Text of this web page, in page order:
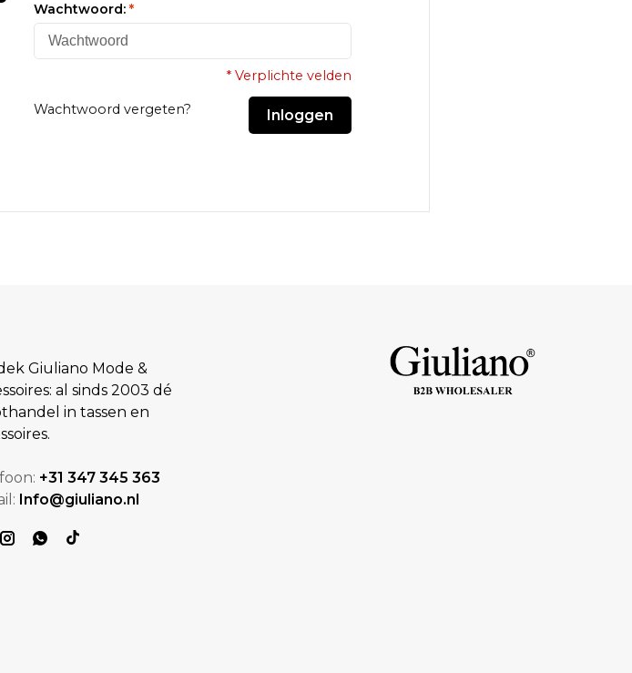
Wachtwoord: *
* Verplichte velden
Wachtwoord vergeten? Inloggen
Giuliano Mode &
al sinds 2003 dé
in tassen en
+31 347 345 363
Info@giuliano.nl